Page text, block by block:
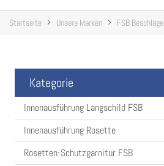
Startseite Unsere Marken FSB Beschläge
Kategorie
Innenausführung Langschild FSB
Innenausführung Rosette
Rosetten-Schutzgarnitur FSB